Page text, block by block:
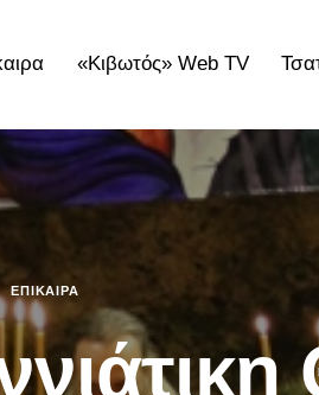
«Κιβωτός» Web TV
Web TV Τσατσαρωνάκειο
ΕΠΊΚΑΙΡΑ